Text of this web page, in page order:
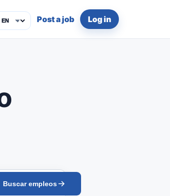
Post a job Log in
Buscar empleos